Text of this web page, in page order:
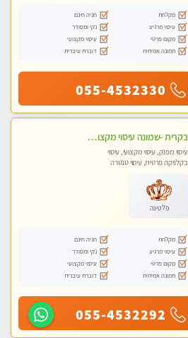
מקלחת
חניה חינם
עיסוי מרגיע
נקי ומסודר
מקום פרטי
עיסוי מקצועי
תמונה אמיתית
דוברת עיברית
055-4532330
בקרית -שמונה עיסוי מקצועי מפנק עיסוי עם אבנים חמות. מעסה עם תעודות. טיפול מרגיע ומפנק באווירה נעימה ושקטה
עיסוי מפנק, עיסוי מקצועי, עיסוי
בקלניקה פרטית, עיסוי טנטרה
פלטינה
מקלחת
חניה חינם
עיסוי מרגיע
נקי ומסודר
מקום פרטי
עיסוי מקצועי
תמונה אמיתית
דוברת עיברית
055-4532292